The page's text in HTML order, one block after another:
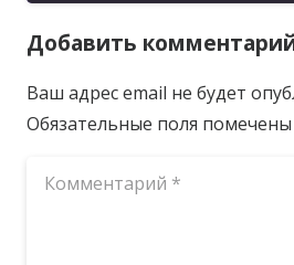
Добавить
Ваш адрес email не будет
Обязательные поля помечены